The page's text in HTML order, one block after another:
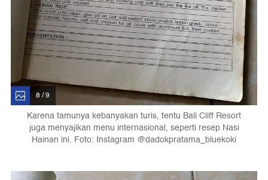
8 / 9
Karena tamunya kebanyakan turis, tentu Bali Cliff Resort
juga menyajikan menu internasional, seperti resep Nasi
Hainan ini. Foto: Instagram @dadokpratama_bluekoki